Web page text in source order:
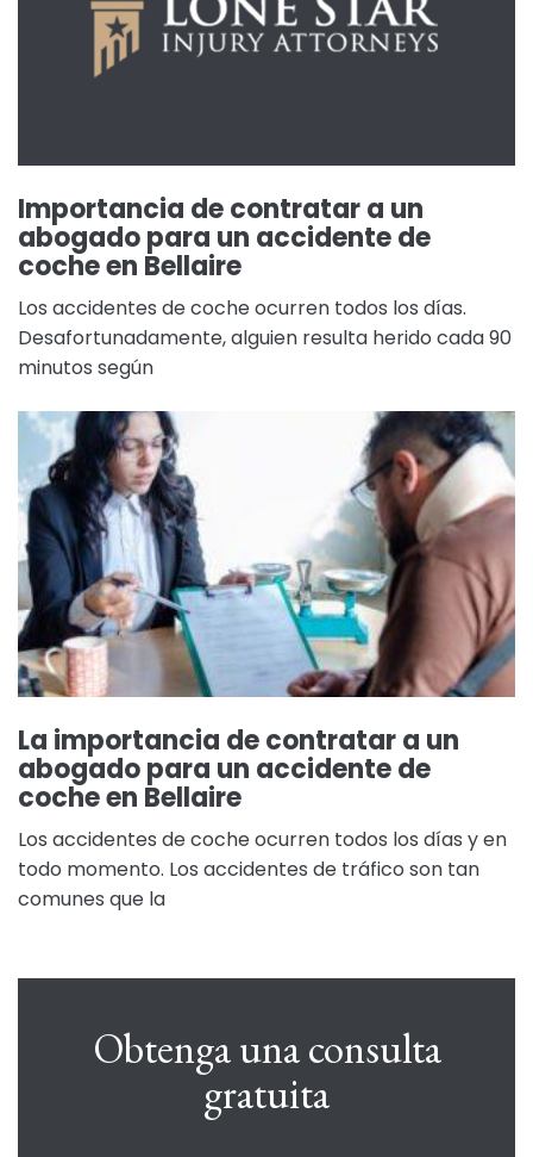
Importancia de contratar a un
abogado para un accidente de
coche en Bellaire
Los accidentes de coche ocurren todos los días.
Desafortunadamente, alguien resulta herido cada 90
minutos según
La importancia de contratar a un
abogado para un accidente de
coche en Bellaire
Los accidentes de coche ocurren todos los días y en
todo momento. Los accidentes de tráfico son tan
comunes que la
Obtenga una consulta
gratuita